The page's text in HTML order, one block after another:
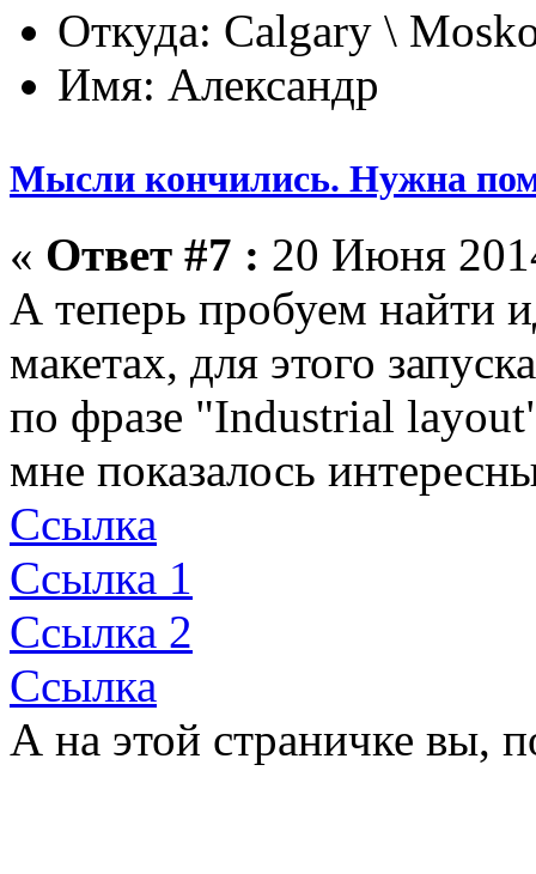
Откуда: Calgary \
Имя: Александр
Мысли кончились. Нужна
« Ответ #7 : 20 Июня
А теперь пробуем найти
макетах, для этого
по фразе "Industrial
мне показалось
Ссылка
Ссылка 1
Ссылка 2
Ссылка
А на этой страничке вы,